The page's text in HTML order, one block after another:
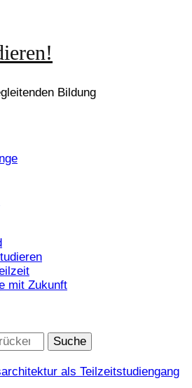
Bildung
mit Zukunft
als Teilzeitstudiengang